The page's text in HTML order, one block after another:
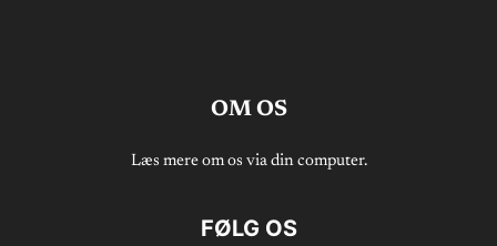
OM OS
Læs mere om os via din computer.
FØLG OS